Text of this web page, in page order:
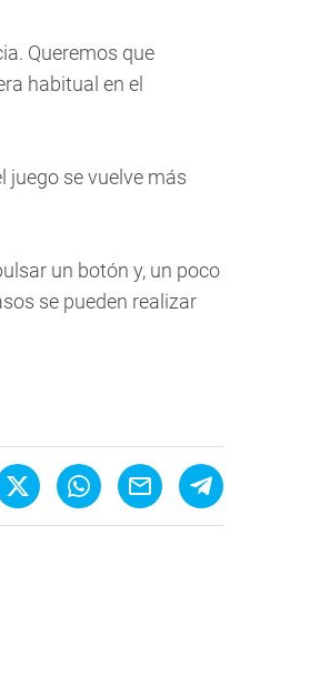
Queremos que
habitual en el
juego se vuelve más
un botón y, un poco
se pueden realizar